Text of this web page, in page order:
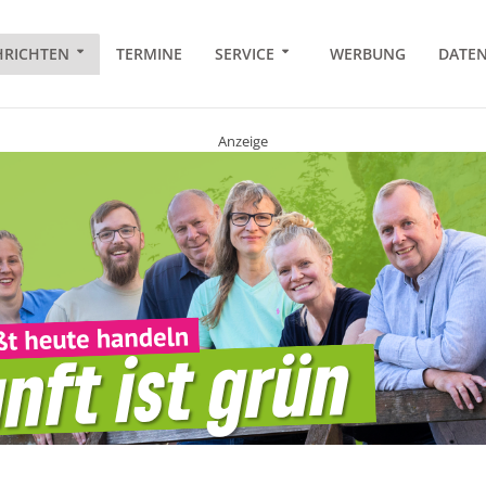
TERMINE SERVICE WERBUNG
Anzeige